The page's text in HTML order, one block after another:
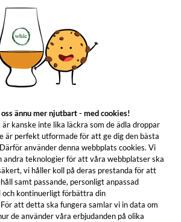
I varukorgen
Alla produktfunktioner
ännu mer njutbart - med cookies!
är kanske inte lika läckra som de ädla droppar
är perfekt utformade för att ge dig den bästa
använder denna webbplats cookies. Vi
andra teknologier för att våra webbplatser ska
vi håller koll på deras prestanda för att
samt passande, personligt anpassad
och kontinuerligt förbättra din
att detta ska fungera samlar vi in data om
de använder våra erbjudanden på olika